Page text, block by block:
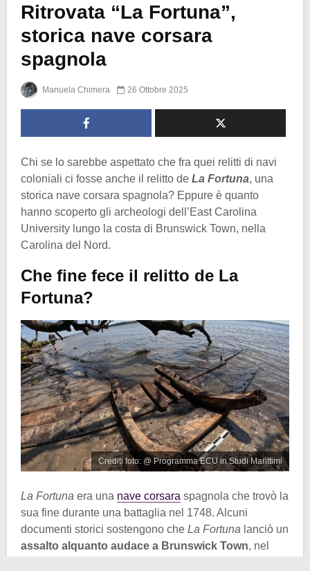
Ritrovata “La Fortuna”,
storica nave corsara
spagnola
Manuela Chimera 26 Ottobre 2025
Chi se lo sarebbe aspettato che fra quei relitti di navi
coloniali ci fosse anche il relitto de La Fortuna, una
storica nave corsara spagnola? Eppure è quanto
hanno scoperto gli archeologi dell’East Carolina
University lungo la costa di Brunswick Town, nella
Carolina del Nord.
Che fine fece il relitto de La
Fortuna?
Crediti foto: @ Programma ECU in Studi Marittimi
La Fortuna era una nave corsara spagnola che trovò la
sua fine durante una battaglia nel 1748. Alcuni
documenti storici sostengono che La Fortuna lanciò un
assalto alquanto audace a Brunswick Town, nel